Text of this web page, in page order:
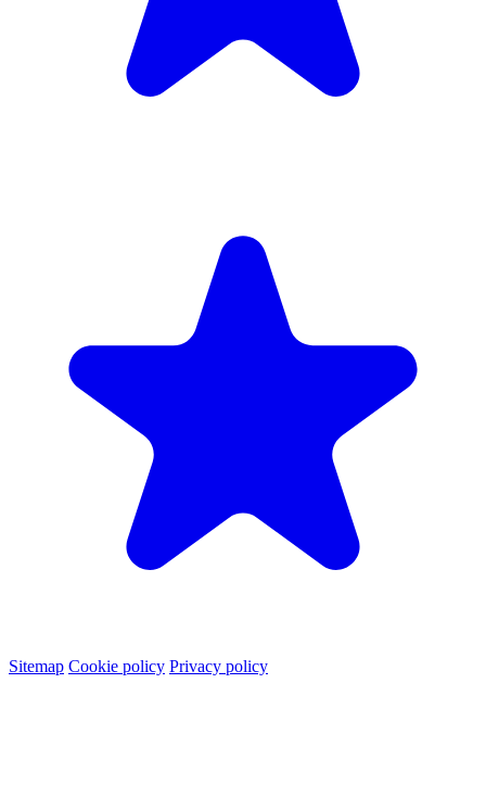
Sitemap Cookie policy Privacy policy